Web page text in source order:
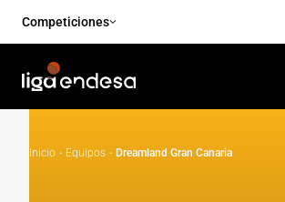
Competiciones
Inicio · Equipos · Dreamland Gran Canaria